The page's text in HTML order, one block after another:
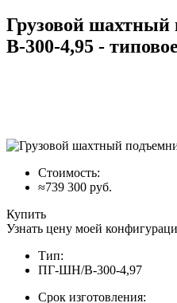
Грузовой
В-300-4,95 -
Стоимость:
≈739 300 руб.
Купить
Узнать цену моей
Тип:
ПГ-ШН/В-300-4,97
Срок изготовления: